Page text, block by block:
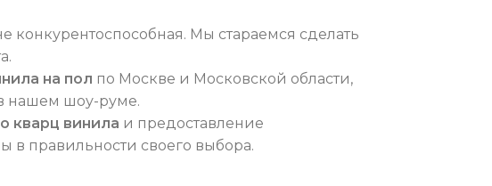
конкурентоспособная. Мы стараемся сделать
на пол по Москве и Московской области,
нашем шоу-руме.
кварц винила и предоставление
в правильности своего выбора.